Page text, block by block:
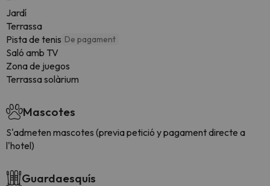
Jardí
Terrassa
Pista de tenis De pagament
Saló amb TV
Zona de juegos
Terrassa solàrium
Mascotes
S'admeten mascotes (previa petició y pagament directe a
l'hotel)
Guardaesquís